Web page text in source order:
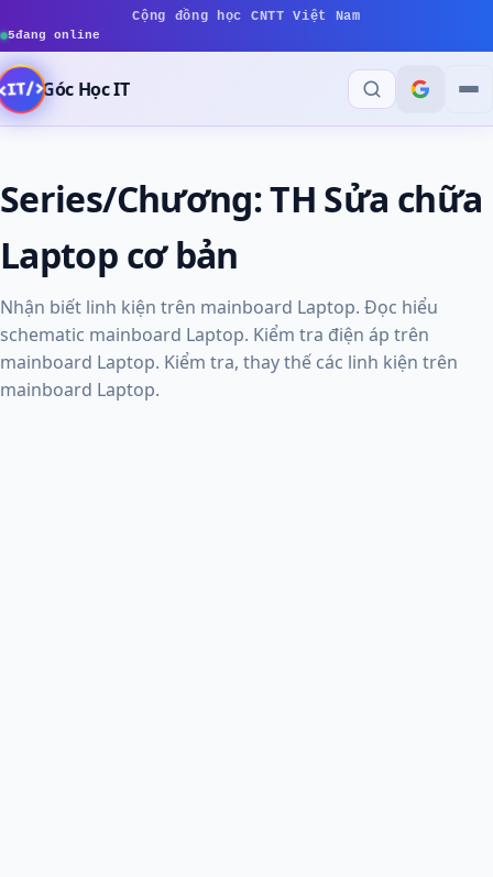
Cộng đồng học CNTT Việt Nam
5đang online
Góc Học IT
Series/Chương:TH Sửa chữa
Laptop cơ bản
Nhận biết linh kiện trên mainboard Laptop. Đọc hiểu
schematic mainboard Laptop. Kiểm tra điện áp trên
mainboard Laptop. Kiểm tra, thay thế các linh kiện trên
mainboard Laptop.